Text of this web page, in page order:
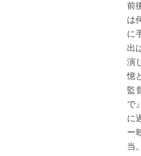
前
は
に
出
演
憶
監
で
に
ー
当